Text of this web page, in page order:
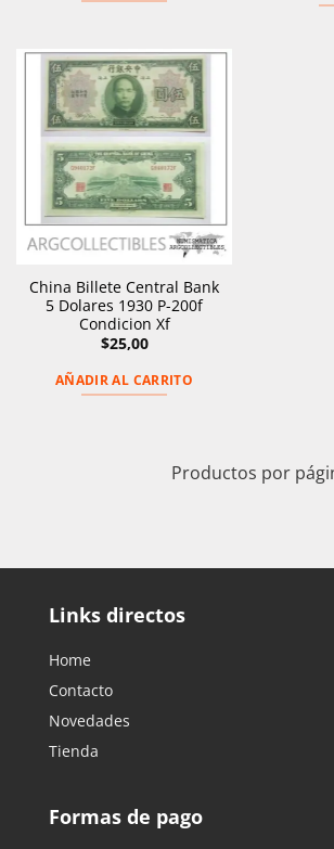
China Billete Central Bank
5 Dolares 1930 P-200f
Condicion Xf
$25,00
AÑADIR AL CARRITO
Productos por
Links directos
Home
Contacto
Novedades
Tienda
Formas de pago